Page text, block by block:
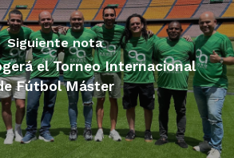
Siguiente nota
el Torneo Internacional
Fútbol Máster